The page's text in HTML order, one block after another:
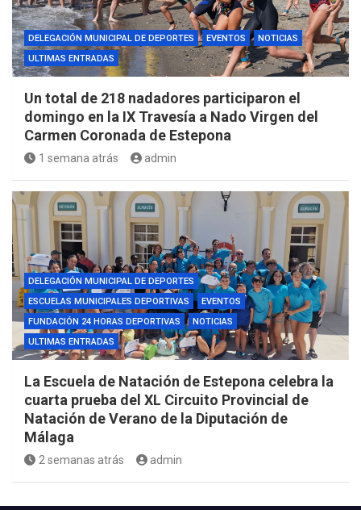
DELEGACIÓN MUNICIPAL DE DEPORTES EVENTOS
NOTICIAS
ULTIMAS ENTRADAS
Un total de 218 nadadores participaron el
domingo en la IX Travesía a Nado Virgen del
Carmen Coronada de Estepona
1 semana atrás admin
DELEGACIÓN MUNICIPAL DE DEPORTES
ESCUELAS MUNICIPALES DEPORTIVAS
EVENTOS
FUNDACIÓN 24 HORAS DEPORTIVAS
NOTICIAS
ULTIMAS ENTRADAS
La Escuela de Natación de Estepona celebra la
cuarta prueba del XL Circuito Provincial de
Natación de Verano de la Diputación de
Málaga
2 semanas atrás admin